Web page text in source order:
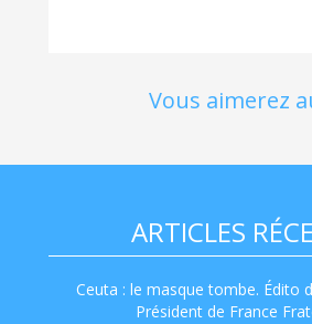
Vous aimerez
ARTICLES
Ceuta : le masque tombe. Édito
Président de France